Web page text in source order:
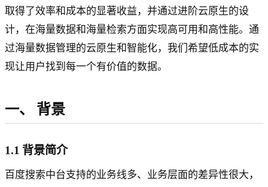
取得了效率和成本的显著收益，并通过进阶云原生的设
计，在海量数据和海量检索方面实现高可用和高性能。通
过海量数据管理的云原生和智能化，我们希望低成本的实
现让用户找到每一个有价值的数据。
一、 背景
1.1 背景简介
百度搜索中台支持的业务线多、业务层面的差异性很大，